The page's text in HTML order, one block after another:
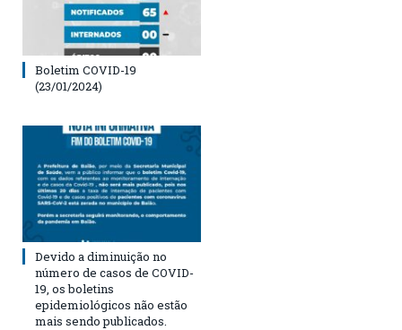
Boletim COVID-19
(23/01/2024)
Devido a diminuição no
número de casos de COVID-
19, os boletins
epidemiológicos não estão
mais sendo publicados.